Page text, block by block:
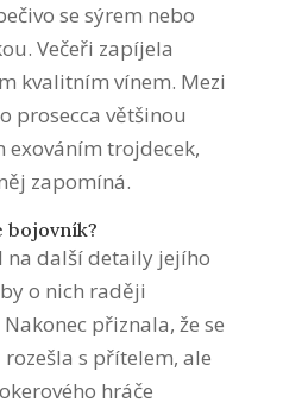
se sýrem nebo
Večeři zapíjela
kvalitním vínem. Mezi
prosecca většinou
trojdecek,
zapomíná.
bojovník?
na další detaily jejího
o nich raději
přiznala, že se
s přítelem, ale
hráče